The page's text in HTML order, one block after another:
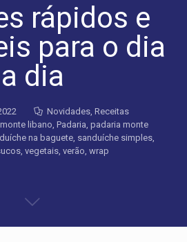
rápidos e
para o dia
a dia
Novidades, Receitas
monte libano,Padaria,padaria monte
na baguete, sanduíche simples,
, vegetais, verão, wrap